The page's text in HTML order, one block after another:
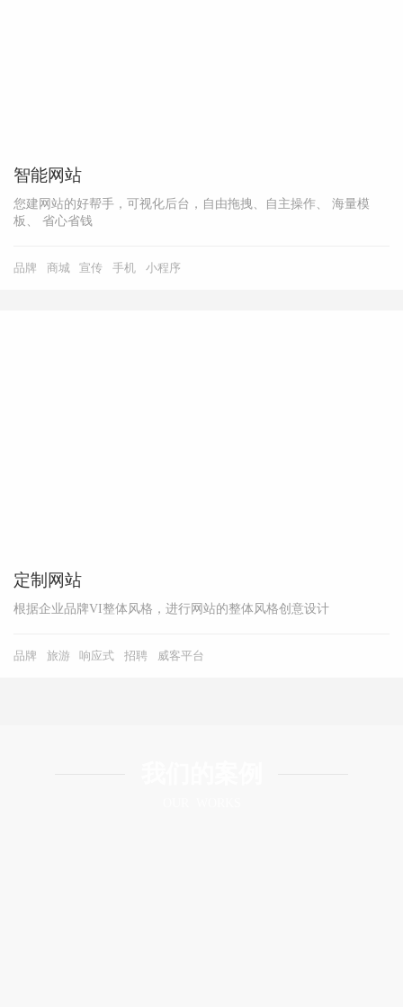
智能网站
您建网站的好帮手，可视化后台，自由拖拽、自主操作、 海量模
板、 省心省钱
品牌 商城 宣传 手机 小程序
定制网站
根据企业品牌VI整体风格，进行网站的整体风格创意设计
品牌 旅游 响应式 招聘 威客平台